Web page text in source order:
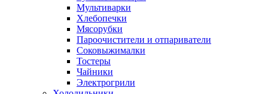
Мультиварки
Хлебопечки
Мясорубки
Пароочистители и отпариватели
Соковыжималки
Тостеры
Чайники
Электрогрили